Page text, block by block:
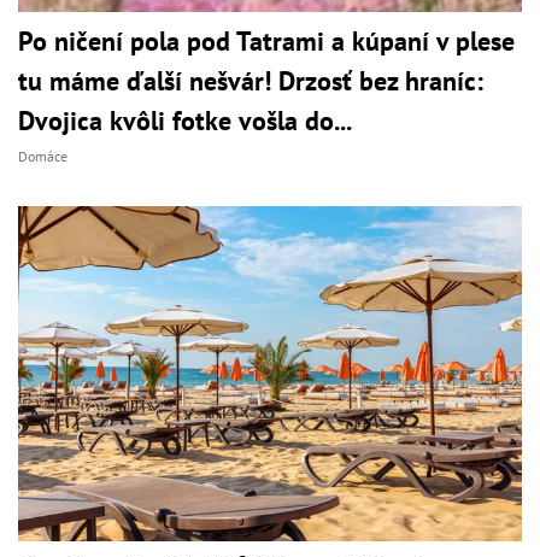
Po ničení pola pod Tatrami a kúpaní v plese
tu máme ďalší nešvár! Drzosť bez hraníc:
Dvojica kvôli fotke vošla do...
Domáce